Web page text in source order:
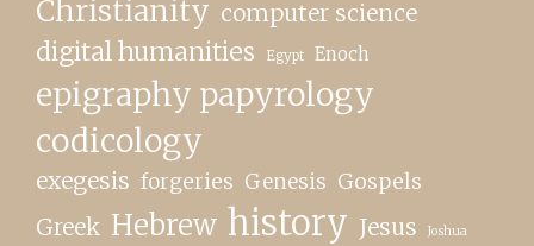
Christianity computer science
digital humanities Egypt Enoch
epigraphy papyrology
codicology
exegesis forgeries Genesis Gospels
Greek Hebrew history Jesus Joshua